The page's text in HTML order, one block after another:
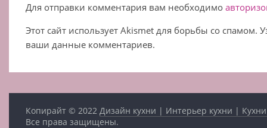
Для отправки комментария вам необходимо
Этот сайт использует Akismet для борьбы со спамом.
ваши данные комментариев.
Копирайт © 2022Дизайн кухни | Интерьер кухни |
Все права защищены.